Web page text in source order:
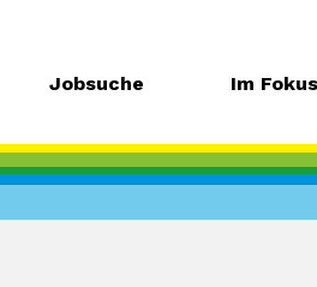
Jobsuche Im Fokus